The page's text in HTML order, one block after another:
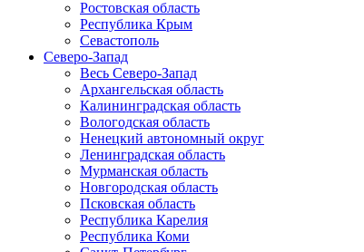
Ростовская область
Республика Крым
Севастополь
Северо-Запад
Весь Северо-Запад
Архангельская область
Калининградская область
Вологодская область
Ненецкий автономный округ
Ленинградская область
Мурманская область
Новгородская область
Псковская область
Республика Карелия
Республика Коми